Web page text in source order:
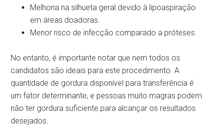
Melhoria na silhueta geral devido à lipoaspiração
em áreas doadoras.
Menor risco de infecção comparado a próteses.
No entanto, é importante notar que nem todos os
candidatos são ideais para este procedimento. A
quantidade de gordura disponível para transferência é
um fator determinante, e pessoas muito magras podem
não ter gordura suficiente para alcançar os resultados
desejados.